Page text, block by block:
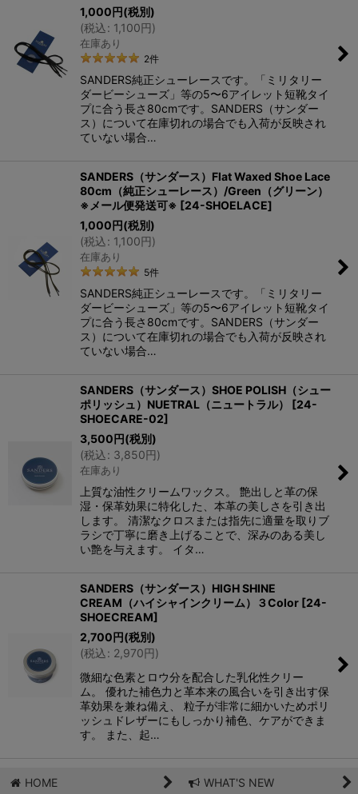
1,000 円(税別)
(税込: 1,100 円 )
在庫あり
2件
SANDERS純正シューレースです。「ミリタリー
ダービーシューズ」等の5〜6アイレット短靴タイ
プに合う長さ80cmです。SANDERS（サンダー
ス）について在庫切れの場合でも入荷が反映され
ていない場合…
SANDERS（サンダース）Flat Waxed Shoe Lace
80cm（純正シューレース）/Green（グリーン）
※メール便発送可※ [24-SHOELACE]
1,000円(税別)
(税込: 1,100円)
在庫あり
5件
SANDERS純正シューレースです。「ミリタリー
ダービーシューズ」等の5〜6アイレット短靴タイ
プに合う長さ80cmです。SANDERS（サンダー
ス）について在庫切れの場合でも入荷が反映され
ていない場合…
SANDERS（サンダース）SHOE POLISH（シュー
ポリッシュ）NUETRAL（ニュートラル）
[24-
SHOECARE-02]
3,500円(税別)
(税込: 3,850円)
在庫あり
上質な油性クリームワックス。 艶出しと革の保
湿・保革効果に特化した、本革の美しさを引き出
します。 清潔なクロスまたは指先に適量を取りブ
ラシで丁寧に磨き上げることで、深みのある美し
い艶を与えます。 イタ…
SANDERS（サンダース）HIGH SHINE
CREAM（ハイシャインクリーム）３Color [24-
SHOECREAM]
2,700円(税別)
(税込: 2,970円)
微細な色素とロウ分を配合した乳化性クリー
ム。 優れた補色力と革本来の風合いを引き出す保
革効果を兼ね備え、 粒子が非常に細かいためポリ
ッシュドレザーにもしっかり補色、ケアができま
す。 また、起…
HOME WHAT'S NEW